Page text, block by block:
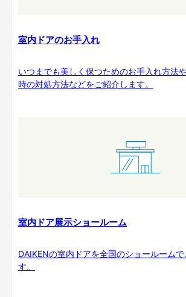
室内ドアのお手入れ
いつまでも美しく保つためのお手入れ方法
時の対処方法などをご紹介します。
室内ドア展示ショールーム
DAIKENの室内ドアを全国のショールーム
す。